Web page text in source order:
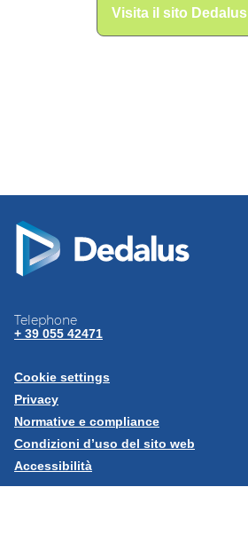
Visita il sito Dedalus
Telephone
+ 39 055 42471
Cookie settings
Privacy
Normative e compliance
Condizioni d’uso del sito web
Accessibilità